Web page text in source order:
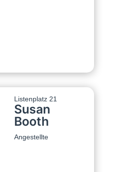
Listenplatz 21
Susan
Booth
Angestellte